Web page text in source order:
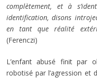
complètement, et à
identification, disons
en tant que réalité
(Ferenczi)
L’enfant abusé finit par
robotisé par l’agression et